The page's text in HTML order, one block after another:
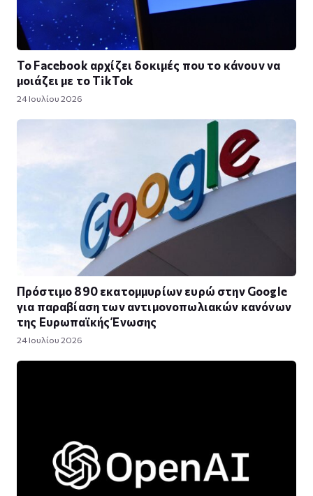
Το Facebook αρχίζει δοκιμές που το κάνουν να
μοιάζει με το TikTok
24 Ιουλίου 2026
Πρόστιμο 890 εκατομμυρίων ευρώ στην Google
για παραβίαση των αντιμονοπωλιακών κανόνων
της Ευρωπαϊκής Ένωσης
24 Ιουλίου 2026